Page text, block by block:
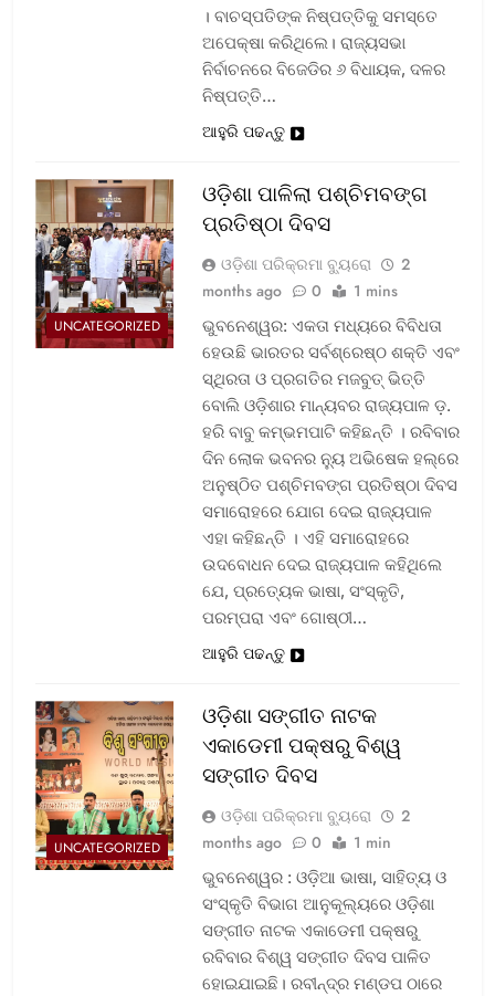
। ବାଚସ୍ପତିଙ୍କ ନିଷ୍ପତ୍ତିକୁ ସମସ୍ତେ
ଅପେକ୍ଷା କରିଥିଲେ। ରାଜ୍ୟସଭା
ନିର୍ବାଚନରେ ବିଜେଡିର ୬ ବିଧାୟକ, ଦଳର
ନିଷ୍ପତ୍ତି…
ଆହୁରି ପଢନ୍ତୁ
UNCATEGORIZED
ଓଡ଼ିଶା ପାଳିଲା ପଶ୍ଚିମବଙ୍ଗ
ପ୍ରତିଷ୍ଠା ଦିବସ
ଓଡ଼ିଶା ପରିକ୍ରମା ବ୍ୟୁରୋ
2
months ago
0 1 mins
ଭୁବନେଶ୍ୱର: ଏକତା ମଧ୍ୟରେ ବିବିଧତା
ହେଉଛି ଭାରତର ସର୍ବଶ୍ରେଷ୍ଠ ଶକ୍ତି ଏବଂ
ସ୍ଥିରତା ଓ ପ୍ରଗତିର ମଜବୁତ୍ ଭିତ୍ତି
ବୋଲି ଓଡ଼ିଶାର ମାନ୍ୟବର ରାଜ୍ୟପାଳ ଡ଼.
ହରି ବାବୁ କମ୍ଭମପାଟି କହିଛନ୍ତି । ରବିବାର
ଦିନ ଲୋକ ଭବନର ନ୍ୟୁ ଅଭିଷେକ ହଲ୍‌ରେ
ଅନୁଷ୍ଠିତ ପଶ୍ଚିମବଙ୍ଗ ପ୍ରତିଷ୍ଠା ଦିବସ
ସମାରୋହରେ ଯୋଗ ଦେଇ ରାଜ୍ୟପାଳ
ଏହା କହିଛନ୍ତି । ଏହି ସମାରୋହରେ
ଉଦବୋଧନ ଦେଇ ରାଜ୍ୟପାଳ କହିଥିଲେ
ଯେ, ପ୍ରତ୍ୟେକ ଭାଷା, ସଂସ୍କୃତି,
ପରମ୍ପରା ଏବଂ ଗୋଷ୍ଠୀ…
ଆହୁରି ପଢନ୍ତୁ
UNCATEGORIZED
ଓଡ଼ିଶା ସଙ୍ଗୀତ ନାଟକ
ଏକାଡେମୀ ପକ୍ଷରୁ ବିଶ୍ୱ
ସଙ୍ଗୀତ ଦିବସ
ଓଡ଼ିଶା ପରିକ୍ରମା ବ୍ୟୁରୋ
2
months ago
0 1 min
ଭୁବନେଶ୍ୱର : ଓଡ଼ିଆ ଭାଷା, ସାହିତ୍ୟ ଓ
ସଂସ୍କୃତି ବିଭାଗ ଆନୁକୂଲ୍ୟରେ ଓଡ଼ିଶା
ସଙ୍ଗୀତ ନାଟକ ଏକାଡେମୀ ପକ୍ଷରୁ
ରବିବାର ବିଶ୍ୱ ସଙ୍ଗୀତ ଦିବସ ପାଳିତ
ହୋଇଯାଇଛି। ରବୀନ୍ଦ୍ର ମଣ୍ଡପ ଠାରେ